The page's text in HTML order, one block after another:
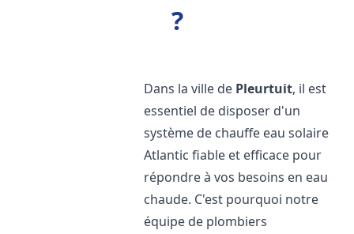
?
Dans la ville de Pleurtuit, il est
essentiel de disposer d'un
système de chauffe eau solaire
Atlantic fiable et efficace pour
répondre à vos besoins en eau
chaude. C'est pourquoi notre
équipe de plombiers